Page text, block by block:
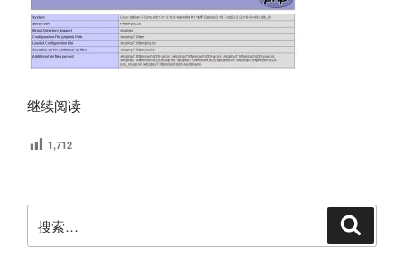
继续阅读“debian8
1,712
索：